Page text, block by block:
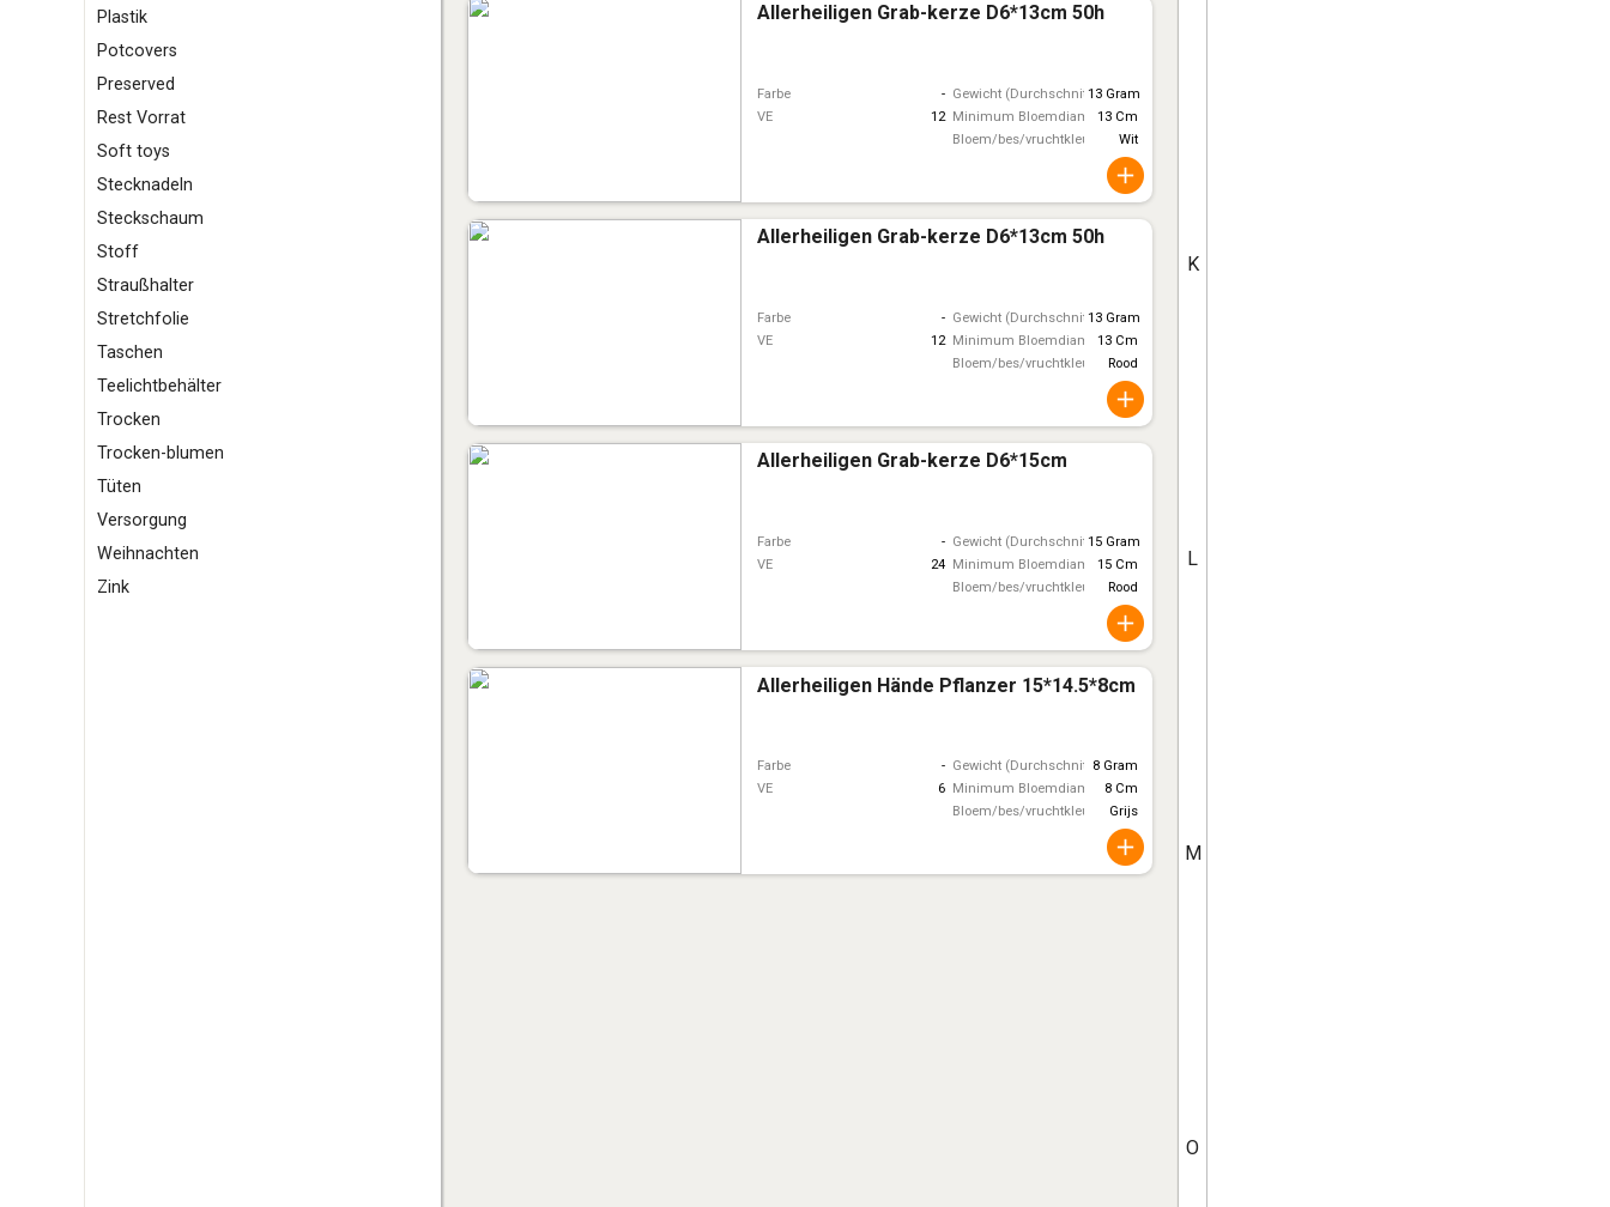
Plastik
Potcovers
Preserved
Rest Vorrat
Soft toys
Stecknadeln
Steckschaum
Stoff
Straußhalter
Stretchfolie
Taschen
Teelichtbehälter
Trocken
Trocken-blumen
Tüten
Versorgung
Weihnachten
Zink
Allerheiligen Grab-kerze D6*13cm 50h
Farbe - Gewicht (Durchschnitt)13 Gram
VE
12 Minimum Bloemdiameter13 Cm
Bloem/bes/vruchtkleur
Wit
Allerheiligen Grab-kerze D6*13cm 50h
Farbe - Gewicht (Durchschnitt)13 Gram
VE
12 Minimum Bloemdiameter13 Cm
Bloem/bes/vruchtkleur
Rood
Allerheiligen Grab-kerze D6*15cm
Farbe - Gewicht (Durchschnitt)15 Gram
VE
24 Minimum Bloemdiameter15 Cm
Bloem/bes/vruchtkleur
Rood
Allerheiligen Hände Pflanzer 15*14.5*8cm
Farbe - Gewicht (Durchschnitt)8 Gram
VE
6 Minimum Bloemdiameter8 Cm
Bloem/bes/vruchtkleur
Grijs
K
L
M
O